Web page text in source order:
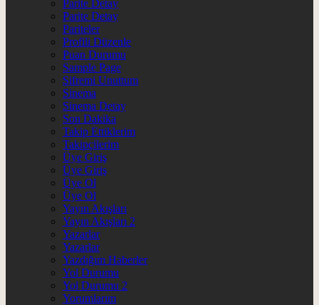
Parite Detay
Parite Detay
Pariteler
Profili Düzenle
Puan Durumu
Sample Page
Şifremi Unuttum
Sinema
Sinema Detay
Son Dakika
Takip Ettiklerim
Takipçilerim
Üye Giriş
Üye Giriş
Üye Ol
Üye Ol
Yayın Akışları
Yayın Akışları 2
Yazarlar
Yazarlar
Yazdığım Haberler
Yol Durumu
Yol Durumu 2
Yorumlarım